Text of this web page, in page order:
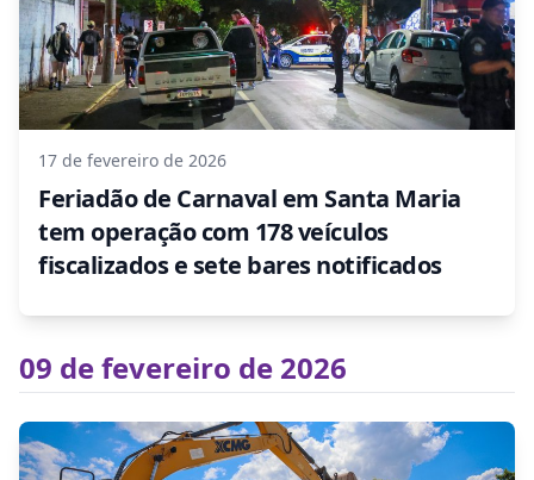
17 de fevereiro de 2026
Feriadão de Carnaval em Santa Maria
tem operação com 178 veículos
fiscalizados e sete bares notificados
09 de fevereiro de 2026